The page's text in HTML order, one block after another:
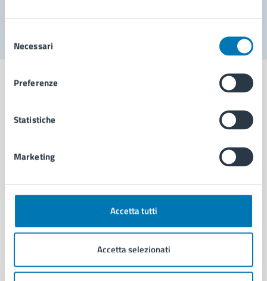
delNecessari
Preferenze
Statistiche
Marketing
Accetta tutti
Accetta selezionati
Comune di Napoli
AMMINISTRAZIONE
Organi di governo
Enti e fondazioni
Personale amministrativo